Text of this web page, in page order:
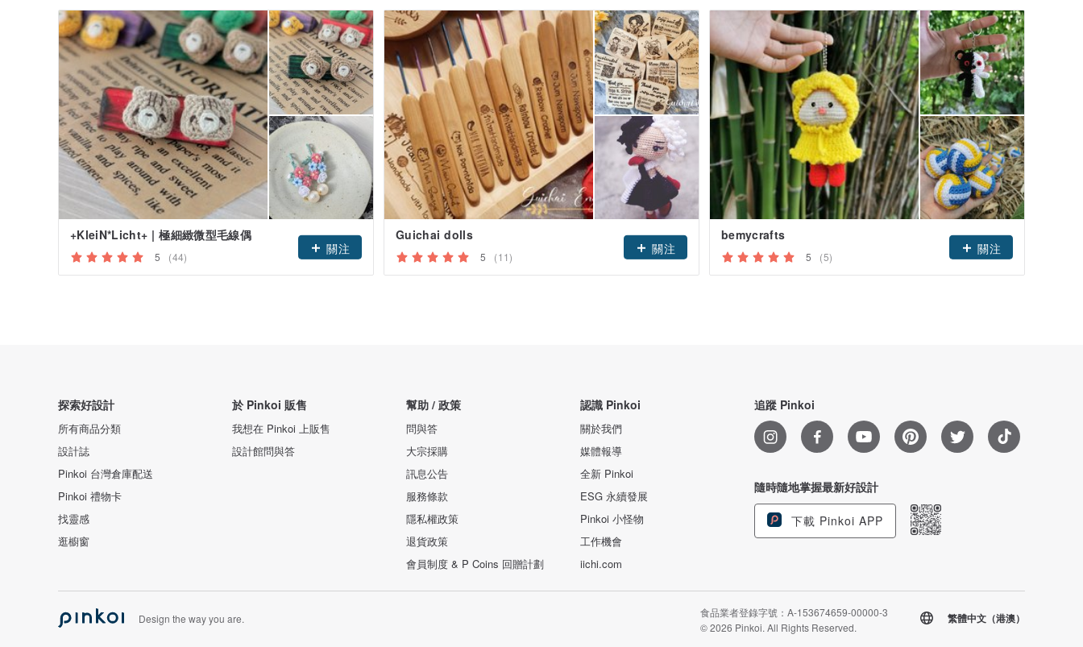
+KleiN*Licht+ | 極細緻微型毛線偶
5 (44)
關注
Guichai dolls
5 (11)
關注
bemycrafts
5 (5)
關注
探索好設計
所有商品分類
設計誌
Pinkoi 台灣倉庫配送
Pinkoi 禮物卡
找靈感
逛櫥窗
於 Pinkoi 販售
我想在 Pinkoi 上販售
設計館問與答
幫助 / 政策
問與答
大宗採購
訊息公告
服務條款
隱私權政策
退貨政策
會員制度 & P Coins 回贈計劃
認識 Pinkoi
關於我們
媒體報導
全新 Pinkoi
ESG 永續發展
Pinkoi 小怪物
工作機會
iichi.com
追蹤 Pinkoi
隨時隨地掌握最新好設計
下載 Pinkoi APP
Design the way you are.
食品業者登錄字號：A-153674659-00000-3
© 2026 Pinkoi. All Rights Reserved.
繁體中文（港澳）